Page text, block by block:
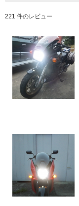
221 件のレビュー